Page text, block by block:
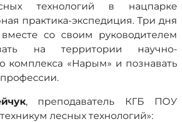
технологий в нацпарке
практика-экспедиция. Три дня
со своим руководителем
на территории научно-
комплекса «Нарым» и познавать
, преподаватель КГБ ПОУ
лесных технологий»: